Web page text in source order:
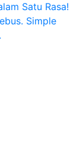
Satu Rasa!
Simple